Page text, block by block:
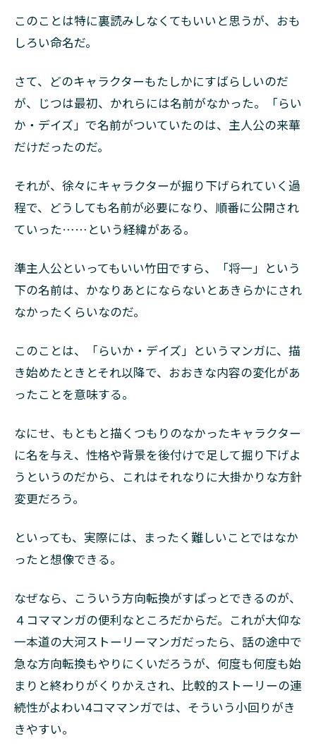
このことは特に裏読みしなくてもいいと思うが、おも
しろい命名だ。
さて、どのキャラクターもたしかにすばらしいのだ
が、じつは最初、かれらには名前がなかった。「らい
か・デイズ」で名前がついていたのは、主人公の来華
だけだったのだ。
それが、徐々にキャラクターが掘り下げられていく過
程で、どうしても名前が必要になり、順番に公開され
ていった……という経緯がある。
準主人公といってもいい竹田ですら、「将一」という
下の名前は、かなりあとにならないとあきらかにされ
なかったくらいなのだ。
このことは、「らいか・デイズ」というマンガに、描
き始めたときとそれ以降で、おおきな内容の変化があ
ったことを意味する。
なにせ、もともと描くつもりのなかったキャラクター
に名を与え、性格や背景を後付けで足して掘り下げよ
うというのだから、これはそれなりに大掛かりな方針
変更だろう。
といっても、実際には、まったく難しいことではなか
ったと想像できる。
なぜなら、こういう方向転換がすぱっとできるのが、
４コママンガの便利なところだからだ。これが大仰な
一本道の大河ストーリーマンガだったら、話の途中で
急な方向転換もやりにくいだろうが、何度も何度も始
まりと終わりがくりかえされ、比較的ストーリーの連
続性がよわい4コママンガでは、そういう小回りがき
きやすい。